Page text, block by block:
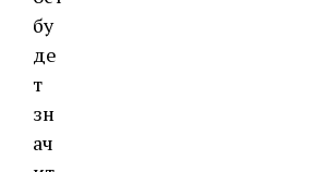
бу
де
т
зн
ач